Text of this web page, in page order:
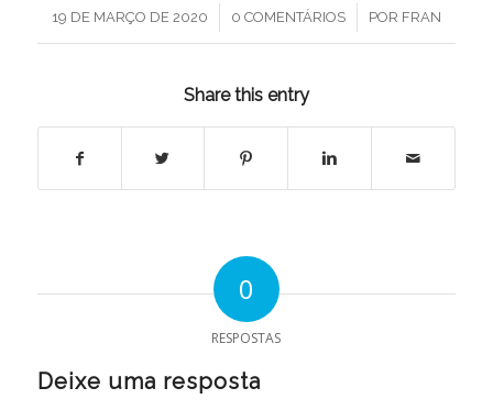
19 DE MARÇO DE 2020
/ 0 COMENTÁRIOS
/ POR FRAN
Share this entry
0
RESPOSTAS
Deixe uma resposta